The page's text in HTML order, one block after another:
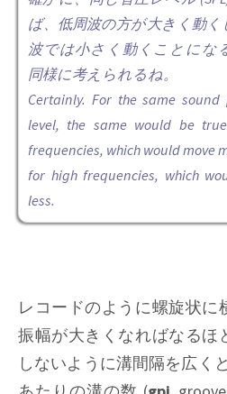
ば、低周波の方が大きく動く
波では小さく動くことにな
同様に考えられるね。
Certainly. For the same sound
level, the same would be
frequencies, which would move
for high frequencies, which
less.
レコードのように螺旋状に
振幅が大きくなればなるほ
しないように溝間隔を広く